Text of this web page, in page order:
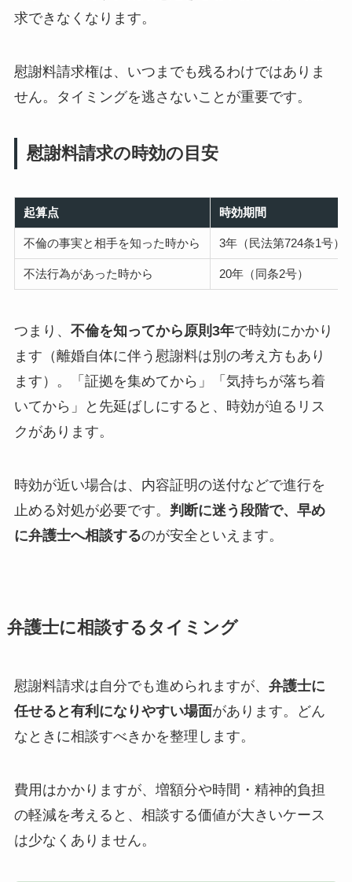
求できなくなります。
慰謝料請求権は、いつまでも残るわけではありま
せん。タイミングを逃さないことが重要です。
慰謝料請求の時効の目安
起算点 時効期間
不倫の事実と相手を知った時から 3年（民法第724条1号）
不法行為があった時から 20年（同条2号）
つまり、 不倫を知ってから原則3年で時効にかかり
ます（離婚自体に伴う慰謝料は別の考え方もあり
ます）。「証拠を集めてから」「気持ちが落ち着
いてから」と先延ばしにすると、時効が迫るリス
クがあります。
時効が近い場合は、内容証明の送付などで進行を
止める対処が必要です。 判断に迷う段階で、早め
に弁護士へ相談するのが安全といえます。
弁護士に相談するタイミング
慰謝料請求は自分でも進められますが、 弁護士に
任せると有利になりやすい場面があります。どん
なときに相談すべきかを整理します。
費用はかかりますが、増額分や時間・精神的負担
の軽減を考えると、相談する価値が大きいケース
は少なくありません。